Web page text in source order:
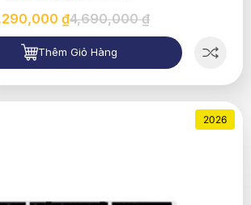
₫4,690,000 ₫
Thêm Giỏ Hàng
2026